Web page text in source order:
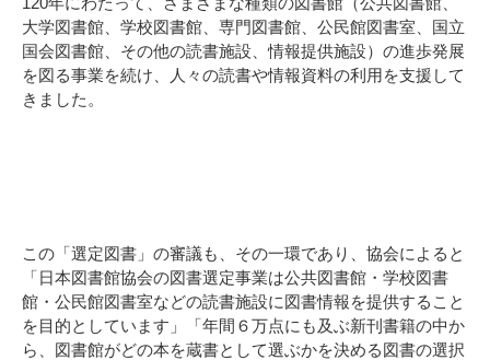
大学図書館、学校図書館、専門図書館、公民館図書室、国立
国会図書館、その他の読書施設、情報提供施設）の進歩発展
を図る事業を続け、人々の読書や情報資料の利用を支援して
きました。
この「選定図書」の審議も、その一環であり、協会によると
「日本図書館協会の図書選定事業は公共図書館・学校図書
館・公民館図書室などの読書施設に図書情報を提供すること
を目的としています」「年間６万点にも及ぶ新刊書籍の中か
ら、図書館がどの本を蔵書として選ぶかを決める図書の選択